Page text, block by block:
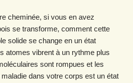
cheminée, si vous en avez
se transforme, comment cette
solide se change en un état
atomes vibrent à un rythme plus
sont rompues et les
dans votre corps est un état